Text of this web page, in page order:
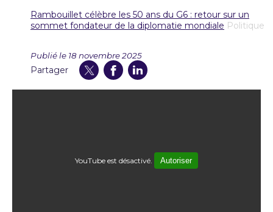
Rambouillet célèbre les 50 ans du G6 : retour sur un
sommet fondateur de la diplomatie mondiale Politique
Publié le 18 novembre 2025
Partager
YouTube est désactivé. Autoriser